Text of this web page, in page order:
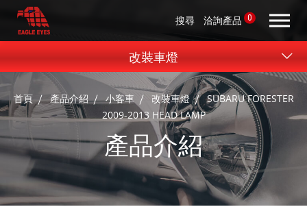
搜尋 洽詢產品 0
首頁 產品介紹 小客車 改裝車燈
SUBARU FORESTER
2009-2013 HEAD LAMP
產品介紹
改裝車燈